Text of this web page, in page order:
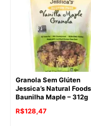
Granola Sem Glúten
Jessica’s Natural Foods
Baunilha Maple – 312g
R$128,47